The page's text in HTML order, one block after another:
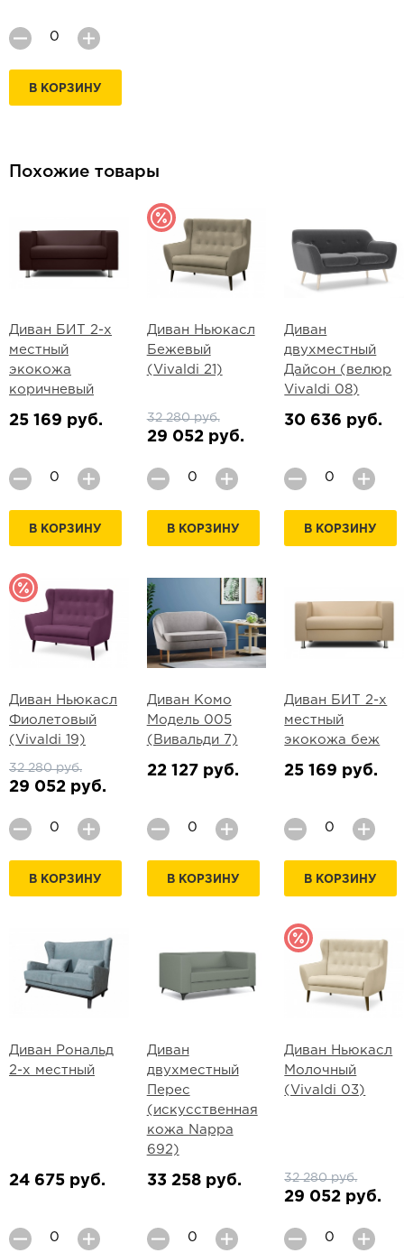
В КОРЗИНУ
Похожие товары
Диван БИТ 2-х
местный
экокожа
коричневый
25 169 руб.
В КОРЗИНУ
Диван Ньюкасл
Бежевый
(Vivaldi 21)
32 280 руб.
29 052 руб.
В КОРЗИНУ
Диван
двухместный
Дайсон (велюр
Vivaldi 08)
30 636 руб.
В КОРЗИНУ
Диван Ньюкасл
Фиолетовый
(Vivaldi 19)
32 280 руб.
29 052 руб.
В КОРЗИНУ
Диван Комо
Модель 005
(Вивальди 7)
22 127 руб.
В КОРЗИНУ
Диван БИТ 2-х
местный
экокожа беж
25 169 руб.
В КОРЗИНУ
Диван Рональд
2-х местный
24 675 руб.
Диван
двухместный
Перес
(искусственная
кожа Nappa
692)
33 258 руб.
Диван Ньюкасл
Молочный
(Vivaldi 03)
32 280 руб.
29 052 руб.